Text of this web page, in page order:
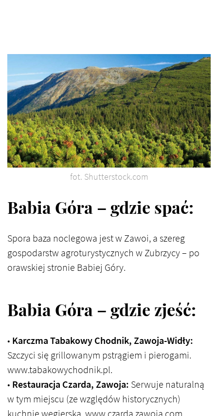
fot. Shutterstock.com
Babia Góra – gdzie spać:
Spora baza noclegowa jest w Zawoi, a szereg
gospodarstw agroturystycznych w Zubrzycy – po
orawskiej stronie Babiej Góry.
Babia Góra – gdzie zjeść:
• Karczma Tabakowy Chodnik, Zawoja-Widły:
Szczyci się grillowanym pstrągiem i pierogami.
www.tabakowychodnik.pl.
• Restauracja Czarda, Zawoja: Serwuje naturalną
w tym miejscu (ze względów historycznych)